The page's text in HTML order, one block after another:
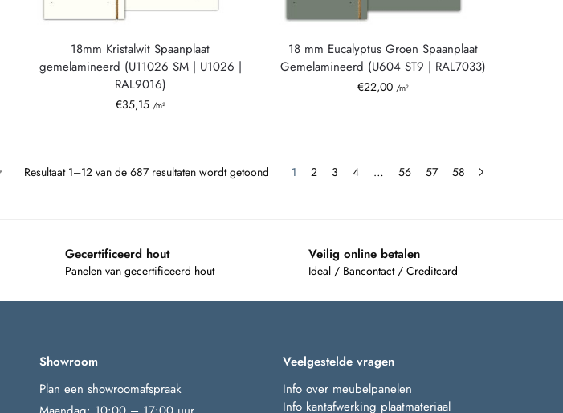
18mm Kristalwit Spaanplaat
gemelamineerd (U11026 SM | U1026 |
RAL9016)
€35,15 /m²
18 mm Eucalyptus Groen Spaanplaat
Gemelamineerd (U604 ST9 | RAL7033)
€22,00 /m²
Resultaat 1–12 van de 687 resultaten wordt getoond 1 2 3 4 … 56 57 58
Gecertificeerd hout
Panelen van gecertificeerd hout
Veilig online betalen
Ideal / Bancontact / Creditcard
Showroom
Plan een showroomafspraak
Veelgestelde vragen
Info over meubelpanelen
Info kantafwerking plaatmateriaal